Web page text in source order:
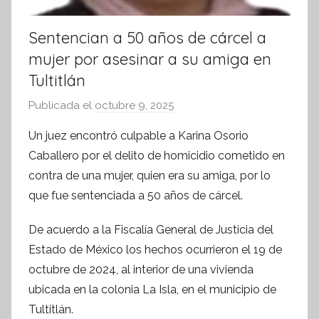
Sentencian a 50 años de cárcel a
mujer por asesinar a su amiga en
Tultitlán
Publicada el octubre 9, 2025
r
S
í
n
e
s
i
s
Un juez encontró culpable a Karina Osorio
Caballero por el delito de homicidio cometido en
contra de una mujer, quien era su amiga, por lo
que fue sentenciada a 50 años de cárcel.
De acuerdo a la Fiscalía General de Justicia del
Estado de México los hechos ocurrieron el 19 de
octubre de 2024, al interior de una vivienda
ubicada en la colonia La Isla, en el municipio de
Tultitlán.